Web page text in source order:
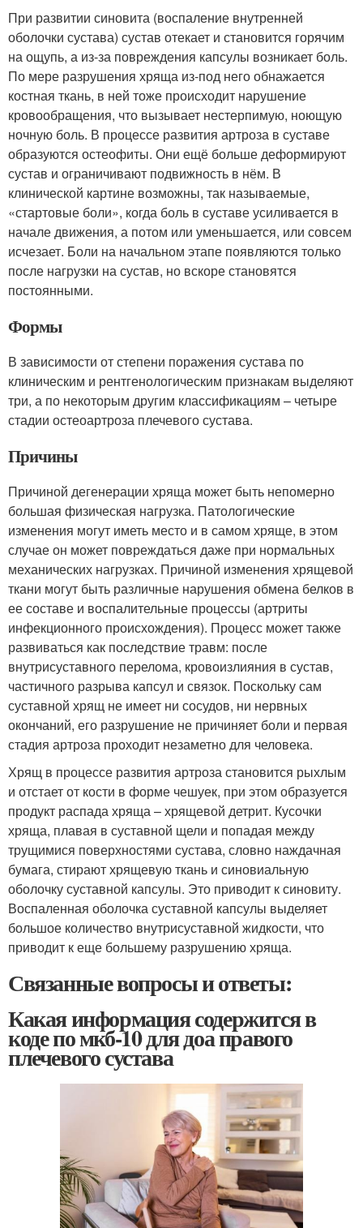
При развитии синовита (воспаление внутренней
оболочки сустава) сустав отекает и становится горячим
на ощупь, а из-за повреждения капсулы возникает боль.
По мере разрушения хряща из-под него обнажается
костная ткань, в ней тоже происходит нарушение
кровообращения, что вызывает нестерпимую, ноющую
ночную боль. В процессе развития артроза в суставе
образуются остеофиты. Они ещё больше деформируют
сустав и ограничивают подвижность в нём. В
клинической картине возможны, так называемые,
«стартовые боли», когда боль в суставе усиливается в
начале движения, а потом или уменьшается, или совсем
исчезает. Боли на начальном этапе появляются только
после нагрузки на сустав, но вскоре становятся
постоянными.
Формы
В зависимости от степени поражения сустава по
клиническим и рентгенологическим признакам выделяют
три, а по некоторым другим классификациям – четыре
стадии остеоартроза плечевого сустава.
Причины
Причиной дегенерации хряща может быть непомерно
большая физическая нагрузка. Патологические
изменения могут иметь место и в самом хряще, в этом
случае он может повреждаться даже при нормальных
механических нагрузках. Причиной изменения хрящевой
ткани могут быть различные нарушения обмена белков в
ее составе и воспалительные процессы (артриты
инфекционного происхождения). Процесс может также
развиваться как последствие травм: после
внутрисуставного перелома, кровоизлияния в сустав,
частичного разрыва капсул и связок. Поскольку сам
суставной хрящ не имеет ни сосудов, ни нервных
окончаний, его разрушение не причиняет боли и первая
стадия артроза проходит незаметно для человека.
Хрящ в процессе развития артроза становится рыхлым
и отстает от кости в форме чешуек, при этом образуется
продукт распада хряща – хрящевой детрит. Кусочки
хряща, плавая в суставной щели и попадая между
трущимися поверхностями сустава, словно наждачная
бумага, стирают хрящевую ткань и синовиальную
оболочку суставной капсулы. Это приводит к синовиту.
Воспаленная оболочка суставной капсулы выделяет
большое количество внутрисуставной жидкости, что
приводит к еще большему разрушению хряща.
Связанные вопросы и ответы:
Какая информация содержится в
коде по мкб-10 для доа правого
плечевого сустава